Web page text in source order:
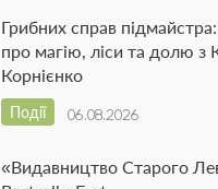
Грибних справ
про магію, ліси та долю з
Корнієнко
06.08.2026
Події
«Видавництво Старого